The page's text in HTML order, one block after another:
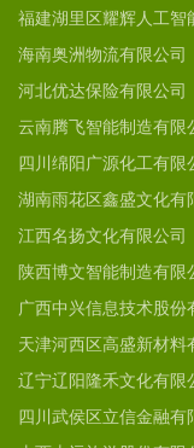
福建湖里区耀辉人工智
海南奥洲物流有限公司
河北优达保险有限公司
云南腾飞智能制造有限
四川绵阳广源化工有限
湖南雨花区鑫盛文化有
江西名扬文化有限公司
陕西博文智能制造有限
广西中兴信息技术股份
天津河西区高盛新材料
辽宁辽阳隆禾文化有限
四川武侯区立信金融有